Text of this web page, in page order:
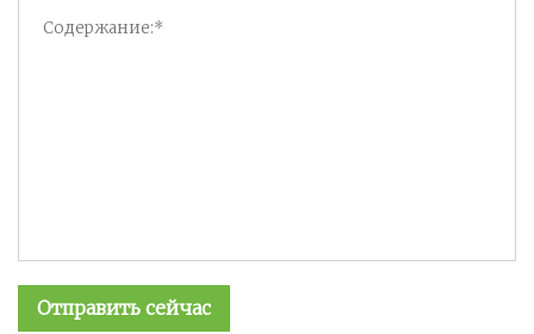
Отправить сейчас